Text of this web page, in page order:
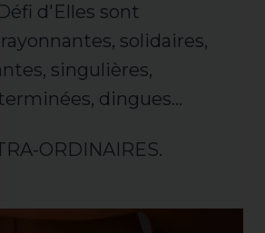
d'Elles sont
solidaires,
singulières,
dingues…
ORDINAIRES.